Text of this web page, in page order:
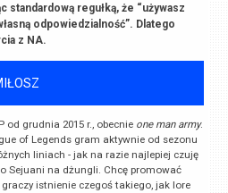
standardową regułką, że “używasz
odpowiedzialność”. Dlatego
z NA.
od grudnia 2015 r., obecnie one man army.
of Legends gram aktywnie od sezonu
liniach - jak na razie najlepiej czuję
Sejuani na dżungli. Chcę promować
istnienie czegoś takiego, jak lore